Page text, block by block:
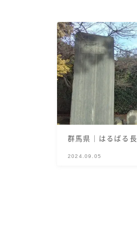
群馬県｜はるばる
2024.09.05